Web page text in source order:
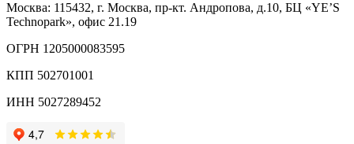
Москва: 115432, г. Москва, пр-кт. Андропова, д.10, БЦ «YE’S
Technopark», офис 21.19
ОГРН 1205000083595
КПП 502701001
ИНН 5027289452